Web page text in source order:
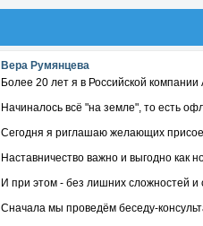
Вера Румянцева
Более 20 лет я в Российской
Начиналось всё "на земле", то есть
Сегодня я риглашаю желающих
Наставничество важно и выгодно как
И при этом - без лишних сложностей
Сначала мы проведём беседу-